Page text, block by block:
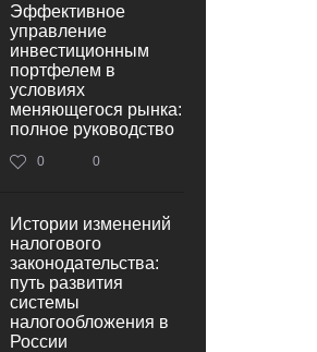
Эффективное
управление
инвестиционным
портфелем в
условиях
меняющегося рынка:
полное руководство
0 0
Истории изменений
налогового
законодательства:
путь развития
системы
налогообложения в
России